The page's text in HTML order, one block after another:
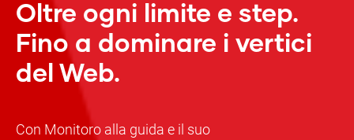
Oltre ogni limite e step.
Fino a dominare i vertici
del Web.
Con Monitoro alla guida e il suo